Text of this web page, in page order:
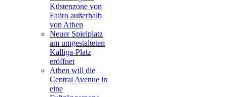
Küstenzone von
Faliro außerhalb
von Athen
Neuer Spielplatz
am umgestalteten
Kalliga-Platz
eröffnet
Athen will die
Central Avenue in
eine